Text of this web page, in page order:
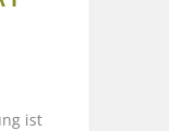
ist